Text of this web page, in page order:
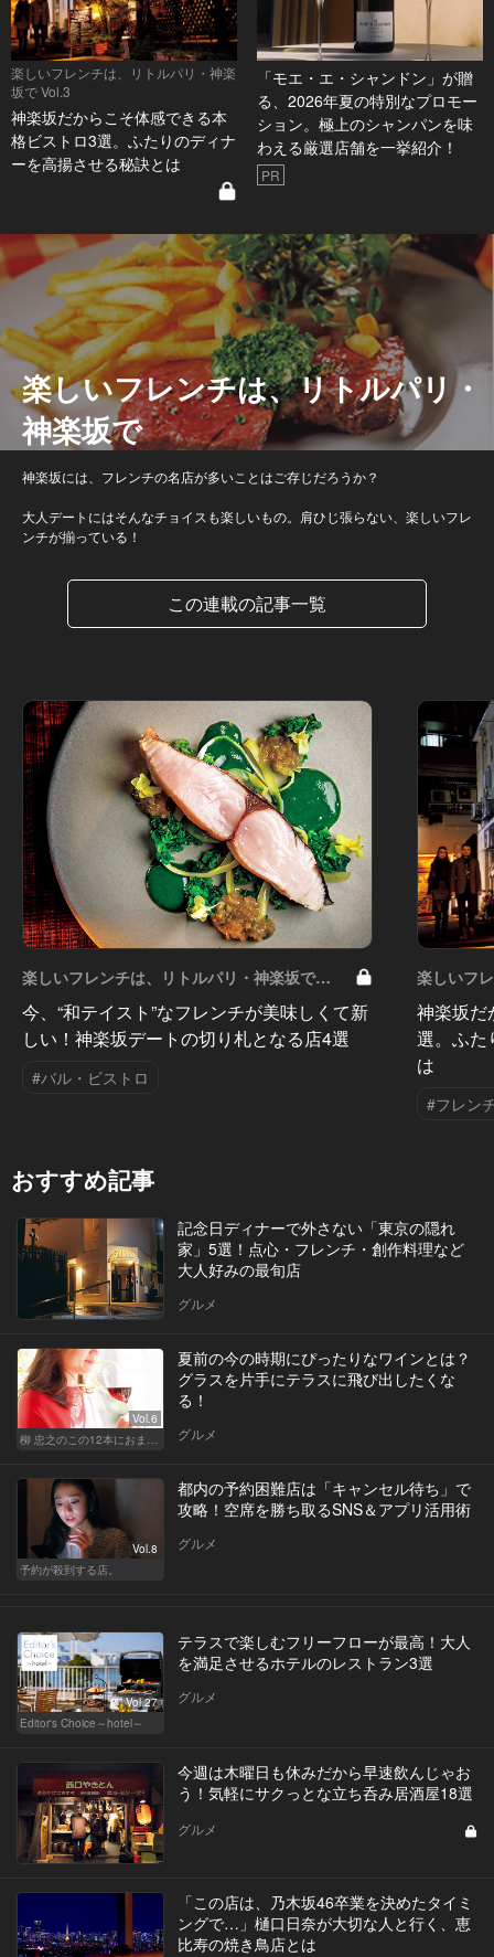
楽しいフレンチは、リトルパリ・神楽
坂で Vol.3
神楽坂だからこそ体感できる本
格ビストロ3選。ふたりのディナ
ーを高揚させる秘訣とは
「モエ・エ・シャンドン」が贈
る、2026年夏の特別なプロモー
ション。極上のシャンパンを味
わえる厳選店舗を一挙紹介！
PR
楽しいフレンチは、リトルパリ・
神楽坂で
神楽坂には、フレンチの名店が多いことはご存じだろうか？
大人デートにはそんなチョイスも楽しいもの。肩ひじ張らない、楽しいフレ
ンチが揃っている！
この連載の記事一覧
楽しいフレンチは、リトルパリ・神楽坂で
Vol.5
今、“和テイスト”なフレンチが美味しくて新
しい！神楽坂デートの切り札となる店4選
#バル・ビストロ
楽しいフ
Vol.3
神楽坂だ
選。ふた
は
#フレン
おすすめ記事
記念日ディナーで外さない「東京の隠れ
家」5選！点心・フレンチ・創作料理など
大人好みの最旬店
グルメ
Vol.6
柳 忠之のこの12本におまかせ
夏前の今の時期にぴったりなワインとは？
グラスを片手にテラスに飛び出したくな
る！
グルメ
Vol.8
予約が殺到する店。
都内の予約困難店は「キャンセル待ち」で
攻略！空席を勝ち取るSNS＆アプリ活用術
グルメ
Vol.27
Editor's Choice～hotel～
テラスで楽しむフリーフローが最高！大人
を満足させるホテルのレストラン3選
グルメ
今週は木曜日も休みだから早速飲んじゃお
う！気軽にサクっとな立ち呑み居酒屋18選
グルメ
「この店は、乃木坂46卒業を決めたタイミ
ングで…」樋口日奈が大切な人と行く、恵
比寿の焼き鳥店とは